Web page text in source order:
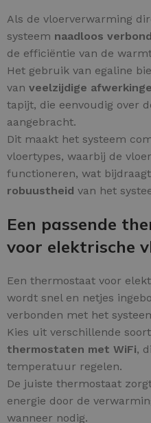
Als de vloerverwarming
systeem naadloos
de efficiëntie van de
Het gebruik van egaline
van veelzijdige
tapijt, die eenvoudig over
aangebracht.
Dit maakt het systeem
vloertypes, waarbij de
functioneren, wat
robuustheid van het
Een passende
voor elektrische
Een thermostaat voor
wordt snel en netjes
verbonden met het
Kies uit verschillende
thermostaten met WiFi,
temperatuur regelen.
De juiste thermostaat
energie door de
wanneer nodig.